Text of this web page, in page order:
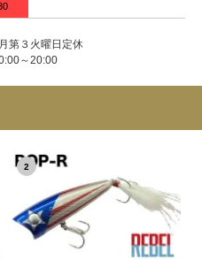
第３火曜日定休
～20:00
2